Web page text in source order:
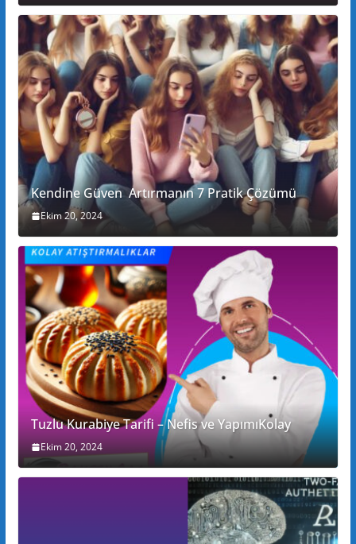
Kendine Güven Artırmanın 7 Pratik Çözümü
Ekim 20, 2024
Tuzlu Kurabiye Tarifi – Nefis ve YapımıKolay
Ekim 20, 2024